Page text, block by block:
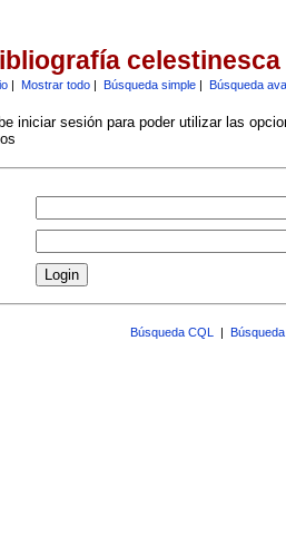
celestinesca
| Mostrar todo| Búsqueda simple| Búsqueda
iniciar sesión para poder utilizar las
Búsqueda CQL |